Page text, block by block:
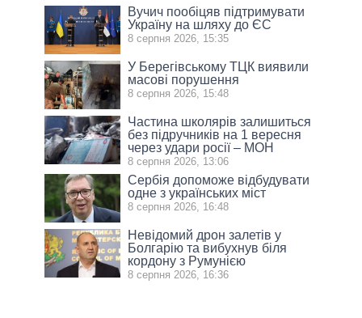
Вучич пообіцяв підтримувати
Україну на шляху до ЄС
8 серпня 2026, 15:35
У Берегівському ТЦК виявили
масові порушення
8 серпня 2026, 15:48
Частина школярів залишиться
без підручників на 1 вересня
через удари росії – МОН
8 серпня 2026, 13:06
Сербія допоможе відбудувати
одне з українських міст
8 серпня 2026, 16:48
Невідомий дрон залетів у
Болгарію та вибухнув біля
кордону з Румунією
8 серпня 2026, 16:36